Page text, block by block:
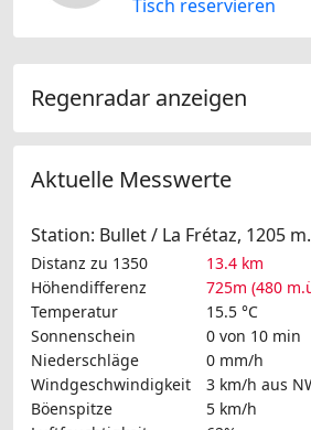
Tisch reservieren
Regenradar anzeigen
Aktuelle Messwerte
Station: Bullet / La Frétaz, 1205
Distanz zu 1350
13.4 km
Höhendifferenz
725m (480
Temperatur
15.5 °C
Sonnenschein
0 von 10 min
Niederschläge
0 mm/h
Windgeschwindigkeit
3 km/h aus
Böenspitze
5 km/h